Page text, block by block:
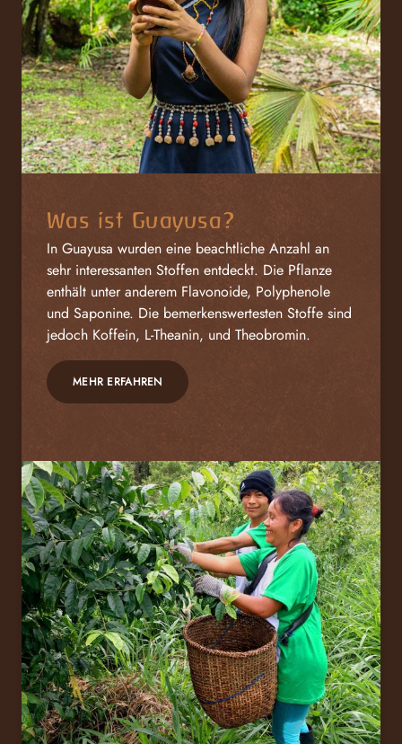
Was ist Guayusa?
In Guayusa wurden eine beachtliche Anzahl an
sehr interessanten Stoffen entdeckt. Die Pflanze
enthält unter anderem Flavonoide, Polyphenole
und Saponine. Die bemerkenswertesten Stoffe sind
jedoch Koffein, L-Theanin, und Theobromin.
MEHR ERFAHREN